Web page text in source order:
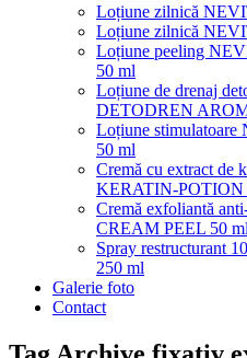
Loțiune zilnică
Loțiune zilnică
Loțiune peeling
50 ml
Loțiune de drenaj
DETODREN
Loțiune
50 ml
Cremă cu extract
KERATIN-POTION
Cremă exfoliantă
CREAM PEEL 50 ml
Spray restructurant
250 ml
Galerie foto
Contact